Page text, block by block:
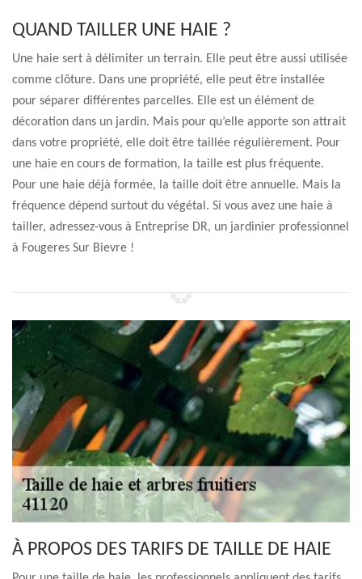
QUAND TAILLER UNE HAIE ?
Une haie sert à délimiter un terrain. Elle peut être aussi utilisée
comme clôture. Dans une propriété, elle peut être installée
pour séparer différentes parcelles. Elle est un élément de
décoration dans un jardin. Mais pour qu’elle apporte son attrait
dans votre propriété, elle doit être taillée régulièrement. Pour
une haie en cours de formation, la taille est plus fréquente.
Pour une haie déjà formée, la taille doit être annuelle. Mais la
fréquence dépend surtout du végétal. Si vous avez une haie à
tailler, adressez-vous à Entreprise DR, un jardinier professionnel
à Fougeres Sur Bievre !
À PROPOS DES TARIFS DE TAILLE DE HAIE